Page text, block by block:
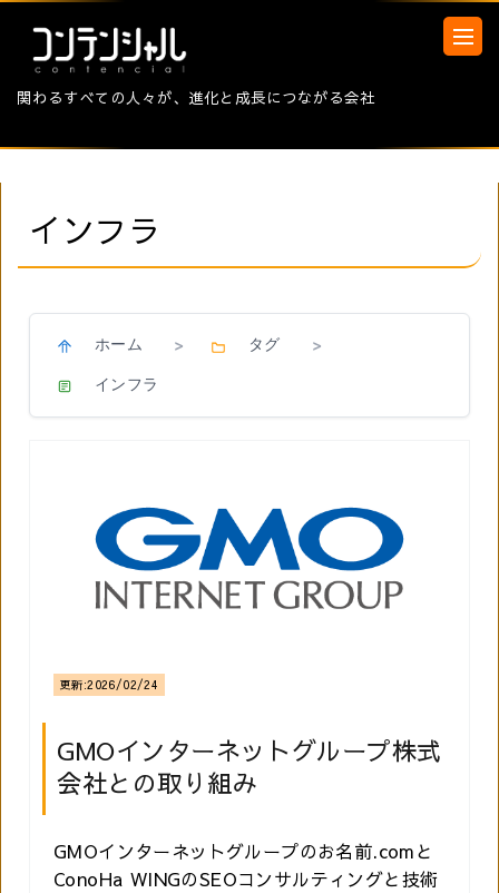
関わるすべての人々が、進化と成長につながる会社
インフラ
ホーム > タグ >
インフラ
GMOインターネットグループ株式
会社との取り組み
更新:2026/02/24
GMOインターネットグループのお名前.comと
ConoHa WINGのSEOコンサルティングと技術